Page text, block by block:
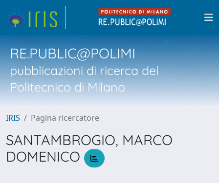
RE.PUBLIC@POLIMI
pubblicazioni di ricerca del
Politecnico di Milano
IRIS Pagina ricercatore
SANTAMBROGIO, MARCO
DOMENICO